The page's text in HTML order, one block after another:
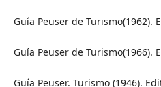
Guía Peuser de Turismo(1962).
Guía Peuser de Turismo(1966).
Guía Peuser. Turismo (1946).